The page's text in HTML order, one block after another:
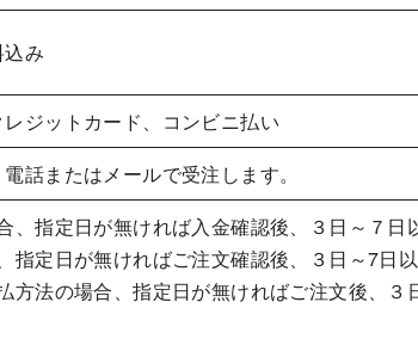
み
ジットカード、コンビニ払い
話またはメールで受注します。
、指定日が無ければ入金確認後、３日～７日
指定日が無ければご注文確認後、３日～7日以
方法の場合、指定日が無ければご注文後、３